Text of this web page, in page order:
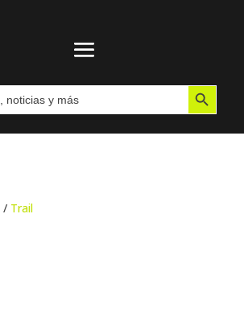
Botón de búsqueda
/ Trail